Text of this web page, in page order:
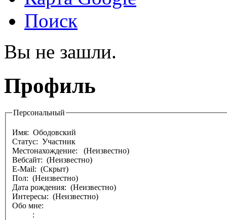
Поиск
Вы не зашли.
Профиль
Персональный
Имя: Ободовский
Статус: Участник
Местонахождение: (Неизвестно)
Вебсайт: (Неизвестно)
E-Mail: (Скрыт)
Пол: (Неизвестно)
Дата рождения: (Неизвестно)
Интересы: (Неизвестно)
Обо мне:
: